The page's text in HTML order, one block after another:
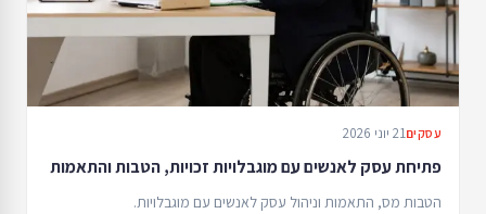
עסקים21 יוני 2026
פתיחת עסק לאנשים עם מוגבלויות זכויות, הטבות והתאמות
הטבות מס, התאמות וניהול עסק לאנשים עם מוגבלויות.